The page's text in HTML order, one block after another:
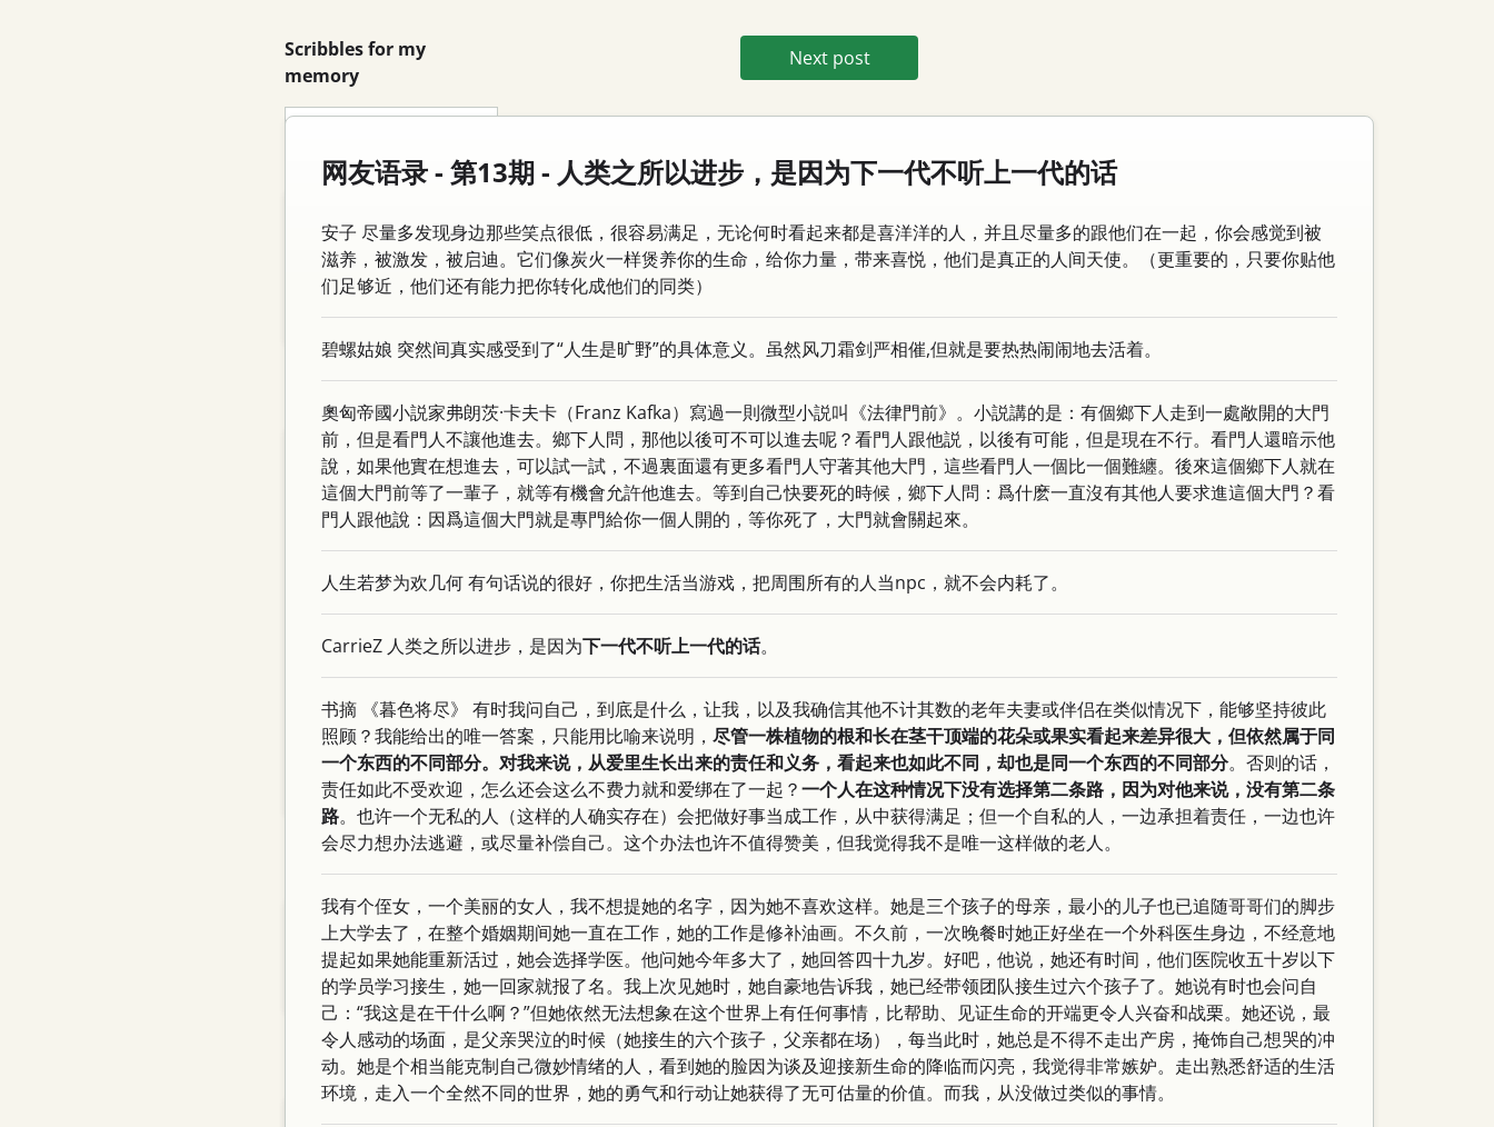
Scribbles for my
memory
Search
Email
Feed
Tutorial
Database
English
Movies
Essays
Programming
Linux
About me
Links
Vegetable Garden
Related Posts
Next post
网友语录 - 第13期 - 人类之所以进步，是因为下一代不听上一代的话
安子 尽量多发现身边那些笑点很低，很容易满足，无论何时看起来都是喜洋洋的人，并且尽量多的跟他们在一起，你会感觉到被
滋养，被激发，被启迪。它们像炭火一样煲养你的生命，给你力量，带来喜悦，他们是真正的人间天使。（更重要的，只要你贴他
们足够近，他们还有能力把你转化成他们的同类）
碧螺姑娘 突然间真实感受到了“人生是旷野”的具体意义。虽然风刀霜剑严相催,但就是要热热闹闹地去活着。
奧匈帝國小説家弗朗茨·卡夫卡（Franz Kafka）寫過一則微型小説叫《法律門前》。小説講的是：有個鄉下人走到一處敞開的大門
前，但是看門人不讓他進去。鄉下人問，那他以後可不可以進去呢？看門人跟他説，以後有可能，但是現在不行。看門人還暗示他
說，如果他實在想進去，可以試一試，不過裏面還有更多看門人守著其他大門，這些看門人一個比一個難纏。後來這個鄉下人就在
這個大門前等了一輩子，就等有機會允許他進去。等到自己快要死的時候，鄉下人問：爲什麽一直沒有其他人要求進這個大門？看
門人跟他說：因爲這個大門就是專門給你一個人開的，等你死了，大門就會關起來。
人生若梦为欢几何 有句话说的很好，你把生活当游戏，把周围所有的人当npc，就不会内耗了。
CarrieZ 人类之所以进步，是因为下一代不听上一代的话。
书摘 《暮色将尽》 有时我问自己，到底是什么，让我，以及我确信其他不计其数的老年夫妻或伴侣在类似情况下，能够坚持彼此
照顾？我能给出的唯一答案，只能用比喻来说明， 尽管一株植物的根和长在茎干顶端的花朵或果实看起来差异很大，但依然属于同
一个东西的不同部分。对我来说，从爱里生长出来的责任和义务，看起来也如此不同，却也是同一个东西的不同部分。否则的话，
责任如此不受欢迎，怎么还会这么不费力就和爱绑在了一起？一个人在这种情况下没有选择第二条路，因为对他来说，没有第二条
路。也许一个无私的人（这样的人确实存在）会把做好事当成工作，从中获得满足；但一个自私的人，一边承担着责任，一边也许
会尽力想办法逃避，或尽量补偿自己。这个办法也许不值得赞美，但我觉得我不是唯一这样做的老人。
我有个侄女，一个美丽的女人，我不想提她的名字，因为她不喜欢这样。她是三个孩子的母亲，最小的儿子也已追随哥哥们的脚步
上大学去了，在整个婚姻期间她一直在工作，她的工作是修补油画。不久前，一次晚餐时她正好坐在一个外科医生身边，不经意地
提起如果她能重新活过，她会选择学医。他问她今年多大了，她回答四十九岁。好吧，他说，她还有时间，他们医院收五十岁以下
的学员学习接生，她一回家就报了名。我上次见她时，她自豪地告诉我，她已经带领团队接生过六个孩子了。她说有时也会问自
己：“我这是在干什么啊？”但她依然无法想象在这个世界上有任何事情，比帮助、见证生命的开端更令人兴奋和战栗。她还说，最
令人感动的场面，是父亲哭泣的时候（她接生的六个孩子，父亲都在场），每当此时，她总是不得不走出产房，掩饰自己想哭的冲
动。她是个相当能克制自己微妙情绪的人，看到她的脸因为谈及迎接新生命的降临而闪亮，我觉得非常嫉妒。走出熟悉舒适的生活
环境，走入一个全然不同的世界，她的勇气和行动让她获得了无可估量的价值。而我，从没做过类似的事情。